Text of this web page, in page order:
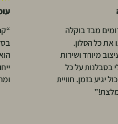
“קניתי שעון גלגלי שיניים לאירוח
בסלון, וכל האורחים שואלים מאיפה
הוא. שילוב מושלם של איכות ועיצוב
ייחודי. השירות היה אדיב, מקצועי
ומהיר – ממליצה בחום!”